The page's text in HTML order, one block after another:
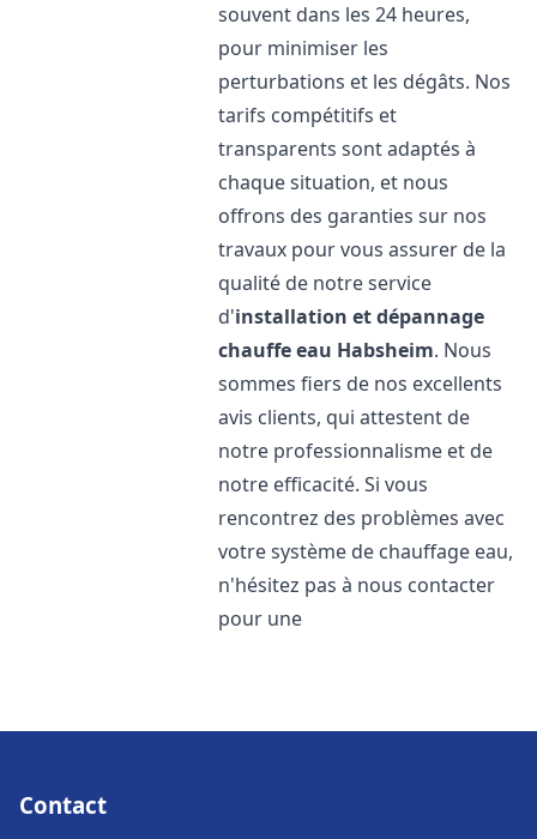
souvent dans les 24 heures,
pour minimiser les
perturbations et les dégâts. Nos
tarifs compétitifs et
transparents sont adaptés à
chaque situation, et nous
offrons des garanties sur nos
travaux pour vous assurer de la
qualité de notre service
d'installation et dépannage
chauffe eau Habsheim. Nous
sommes fiers de nos excellents
avis clients, qui attestent de
notre professionnalisme et de
notre efficacité. Si vous
rencontrez des problèmes avec
votre système de chauffage eau,
n'hésitez pas à nous contacter
pour une
Contact